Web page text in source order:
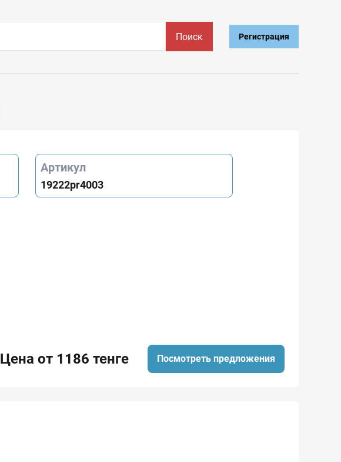
Поиск Регистрация
Артикул
19222pr4003
Цена от 1186 тенге Посмотреть предложения